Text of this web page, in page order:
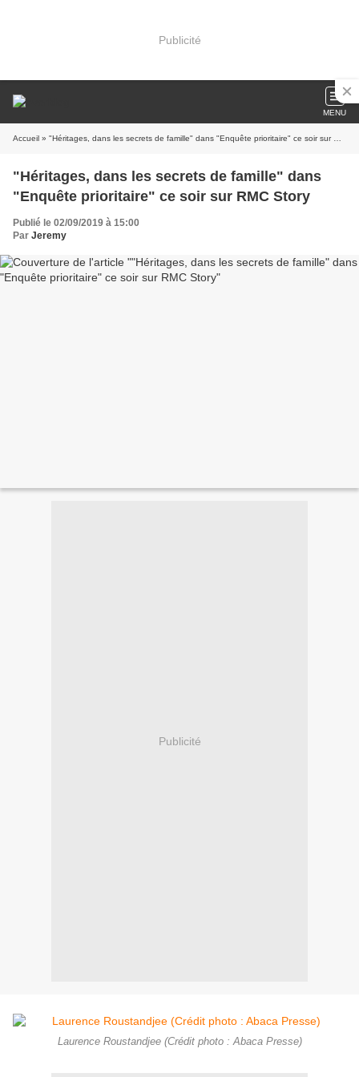
Publicité
MENU
Accueil » "Héritages, dans les secrets de famille" dans "Enquête prioritaire" ce soir sur RMC Story
"Héritages, dans les secrets de famille" dans
"Enquête prioritaire" ce soir sur RMC Story
Publié le 02/09/2019 à 15:00
Par Jeremy
Publicité
Laurence Roustandjee (Crédit photo : Abaca Presse)